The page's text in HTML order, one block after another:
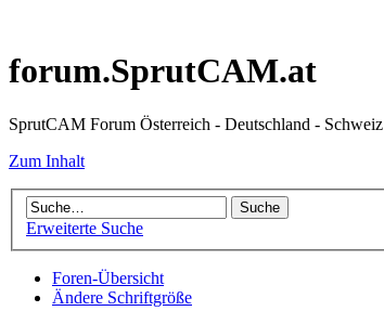
forum.SprutCAM.at
SprutCAM Forum Österreich - Deutschland - Schweiz
Zum Inhalt
Erweiterte Suche
Foren-Übersicht
Ändere Schriftgröße